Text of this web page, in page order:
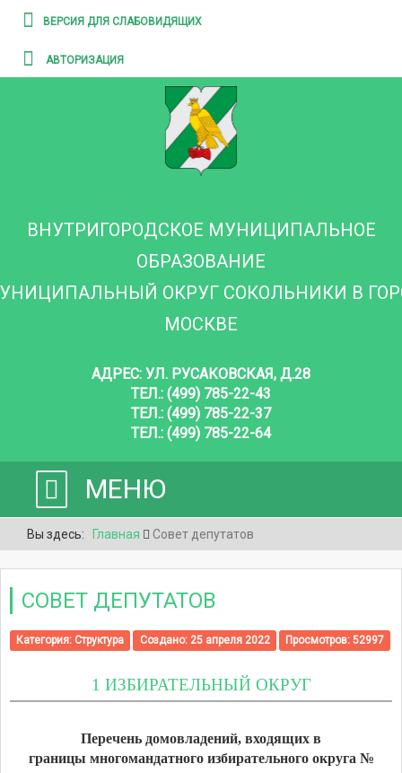
ВЕРСИЯ ДЛЯ СЛАБОВИДЯЩИХ
АВТОРИЗАЦИЯ
ВНУТРИГОРОДСКОЕ МУНИЦИПАЛЬНОЕ
ОБРАЗОВАНИЕ
ОКРУГ СОКОЛЬНИКИ В
МОСКВЕ
АДРЕС: УЛ. РУСАКОВСКАЯ, Д.28
ТЕЛ.: (499) 785-22-43
ТЕЛ.: (499) 785-22-37
ТЕЛ.: (499) 785-22-64
МЕНЮ
Вы здесь: Главная Совет депутатов
СОВЕТ ДЕПУТАТОВ
Категория: Структура Создано: 25 апреля 2022 Просмотров: 52997
1 ИЗБИРАТЕЛЬНЫЙ ОКРУГ
Перечень домовладений, входящих в
границы многомандатного избирательного округа №